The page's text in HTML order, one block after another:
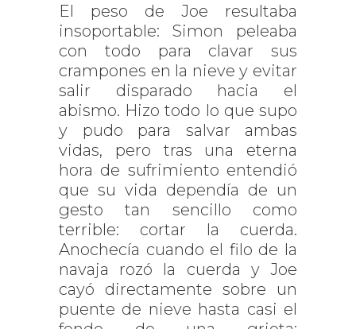
El peso de Joe resultaba
insoportable: Simon peleaba
con todo para clavar sus
crampones en la nieve y evitar
salir disparado hacia el
abismo. Hizo todo lo que supo
y pudo para salvar ambas
vidas, pero tras una eterna
hora de sufrimiento entendió
que su vida dependía de un
gesto tan sencillo como
terrible: cortar la cuerda.
Anochecía cuando el filo de la
navaja rozó la cuerda y Joe
cayó directamente sobre un
puente de nieve hasta casi el